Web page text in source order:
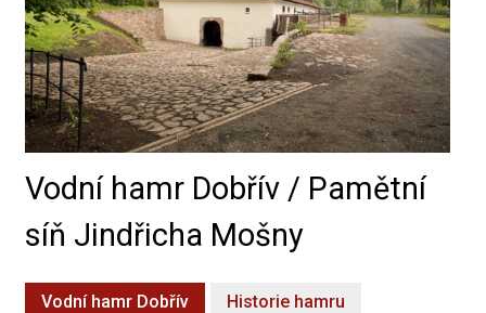
Vodní hamr Dobřív / Pamětní
síň Jindřicha Mošny
Vodní hamr Dobřív Historie hamru